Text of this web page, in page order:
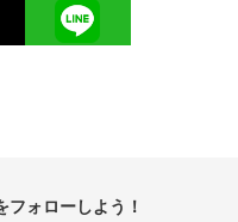
ォローしよう！